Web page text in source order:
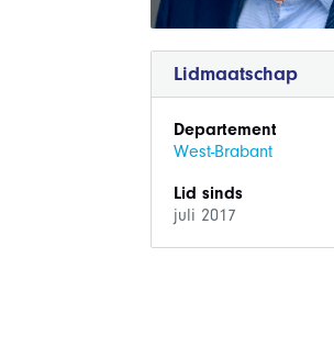
Lidmaatschap
Departement
West-Brabant
Lid sinds
juli 2017